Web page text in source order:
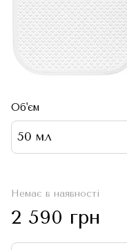
Об'єм
50 мл
Немає в наявності
2 590 грн